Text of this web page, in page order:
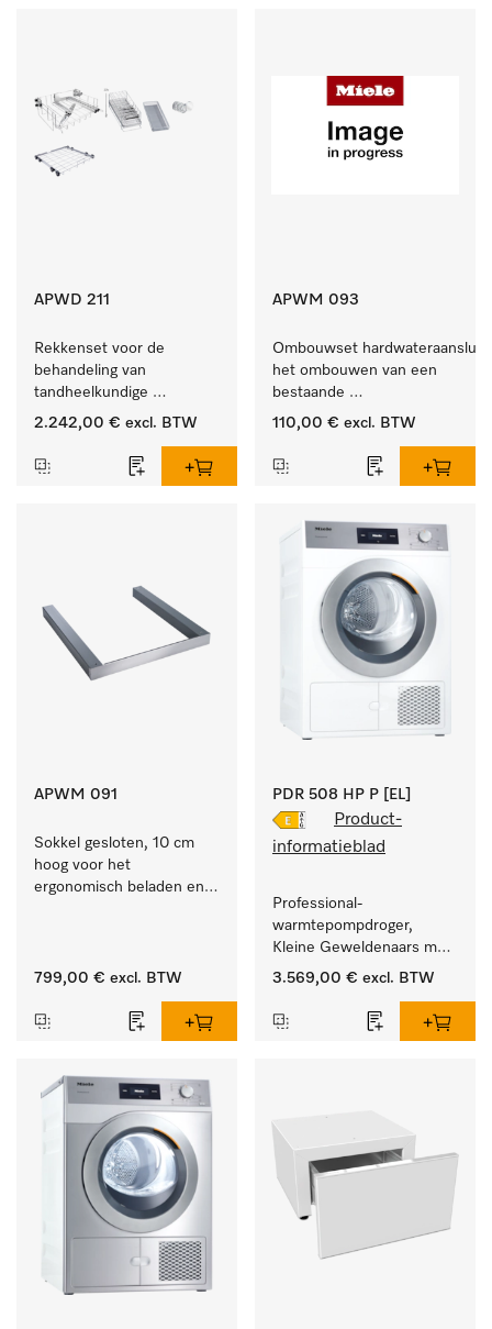
APWD 211
Rekkenset voor de
behandeling van
tandheelkundige
instrumenten.
2.242,00 € excl. BTW
APWM 093
Ombouwset
het ombouwen van een
bestaande
wateraansluiting voor
110,00 € excl. BTW
APWM 091
Sokkel gesloten, 10 cm
hoog voor het
ergonomisch beladen en
799,00 € excl. BTW
PDR 508 HP P [EL]
Product-
informatieblad
Professional-
warmtepompdroger,
Kleine Geweldenaars met
zeer laag energieverbruik
3.569,00 € excl. BTW